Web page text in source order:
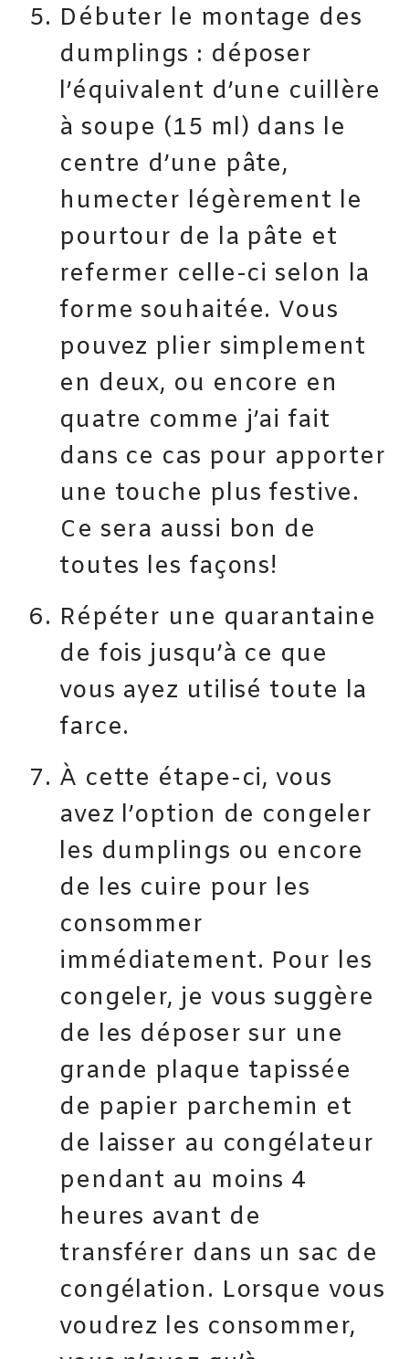
Débuter le montage des
dumplings : déposer
l’équivalent d’une cuillère
à soupe (15 ml) dans le
centre d’une pâte,
humecter légèrement le
pourtour de la pâte et
refermer celle-ci selon la
forme souhaitée. Vous
pouvez plier simplement
en deux, ou encore en
quatre comme j’ai fait
dans ce cas pour apporter
une touche plus festive.
Ce sera aussi bon de
toutes les façons!
Répéter une quarantaine
de fois jusqu’à ce que
vous ayez utilisé toute la
farce.
À cette étape-ci, vous
avez l’option de congeler
les dumplings ou encore
de les cuire pour les
consommer
immédiatement. Pour les
congeler, je vous suggère
de les déposer sur une
grande plaque tapissée
de papier parchemin et
de laisser au congélateur
pendant au moins 4
heures avant de
transférer dans un sac de
congélation. Lorsque vous
voudrez les consommer,